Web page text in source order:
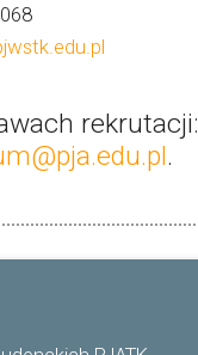
rekrutacji:
.